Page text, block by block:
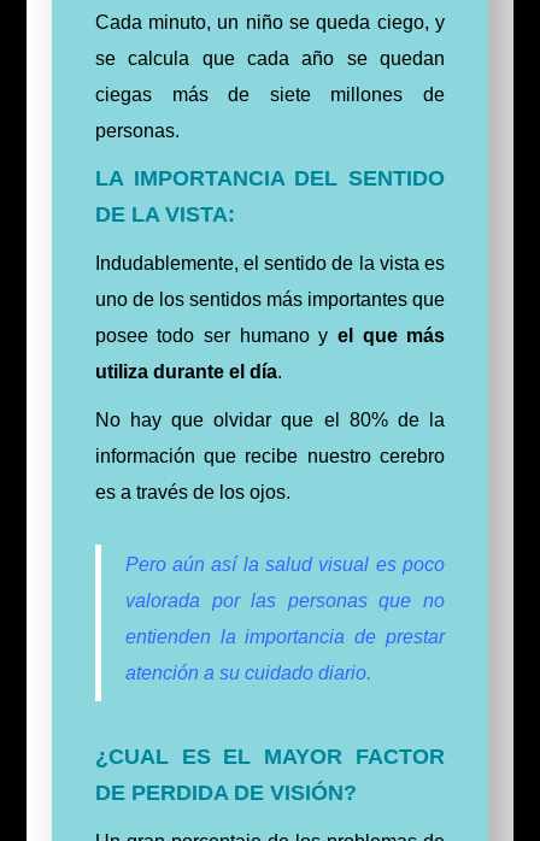
Cada minuto, un niño se queda ciego, y
se calcula que cada año se quedan
ciegas más de siete millones de
personas.
LA IMPORTANCIA DEL SENTIDO
DE LA VISTA:
Indudablemente, el sentido de la vista es
uno de los sentidos más importantes que
posee todo ser humano y el que más
utiliza durante el día.
No hay que olvidar que el 80% de la
información que recibe nuestro cerebro
es a través de los ojos.
Pero aún así la salud visual es poco
valorada por las personas que no
entienden la importancia de prestar
atención a su cuidado diario.
¿CUAL ES EL MAYOR FACTOR
DE PERDIDA DE VISIÓN?